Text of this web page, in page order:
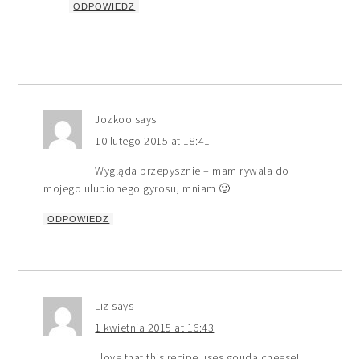
ODPOWIEDZ
Jozkoo says
10 lutego 2015 at 18:41
Wygląda przepysznie – mam rywala do
mojego ulubionego gyrosu, mniam 🙂
ODPOWIEDZ
Liz says
1 kwietnia 2015 at 16:43